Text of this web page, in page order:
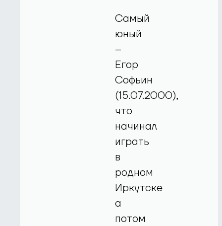
Самый
юный
–
Егор
Софьин
(15.07.2000),
что
начинал
играть
в
родном
Иркутске
а
потом